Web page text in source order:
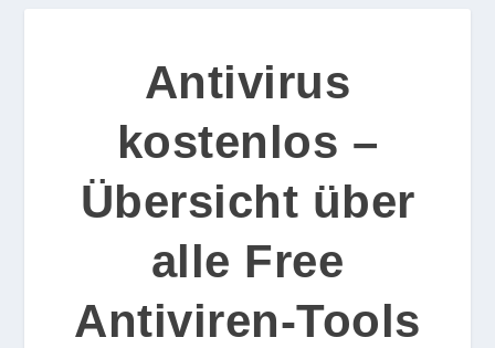
Antivirus
kostenlos –
Übersicht über
alle Free
Antiviren-Tools